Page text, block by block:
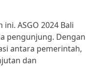
ASGO 2024 Bali
pengunjung. Dengan
antara pemerintah,
dan